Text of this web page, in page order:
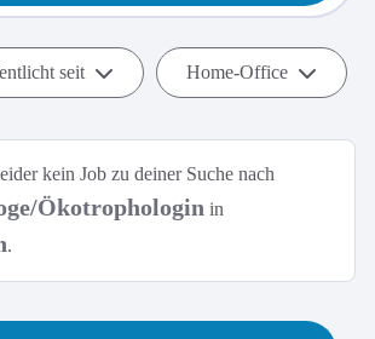
seit Home-Office
kein Job zu deiner Suche nach
Ökotrophologin in
.